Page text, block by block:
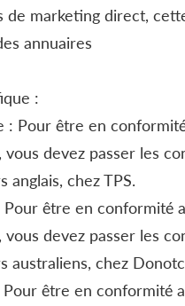
de marketing direct,
annuaires
:
: Pour être en
vous devez passer les
anglais, chez TPS.
être en conformité
vous devez passer les
australiens, chez
être en conformité